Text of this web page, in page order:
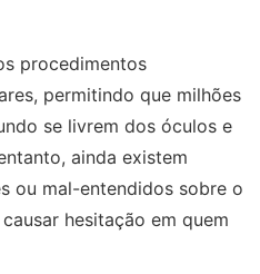
procedimentos
permitindo que milhões
se livrem dos óculos e
ainda existem
ou mal-entendidos sobre o
hesitação em quem